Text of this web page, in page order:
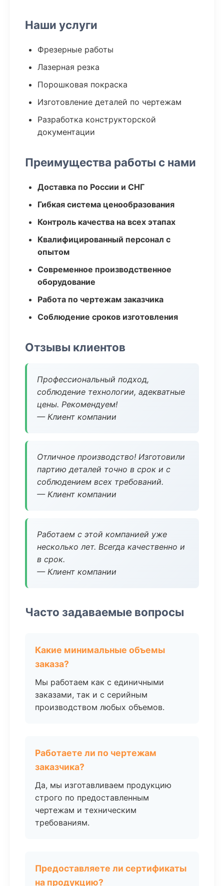
Наши услуги
Фрезерные работы
Лазерная резка
Порошковая покраска
Изготовление деталей по чертежам
Разработка конструкторской
документации
Преимущества работы с нами
Доставка по России и СНГ
Гибкая система ценообразования
Контроль качества на всех этапах
Квалифицированный персонал с
опытом
Современное производственное
оборудование
Работа по чертежам заказчика
Соблюдение сроков изготовления
Отзывы клиентов
Профессиональный подход,
соблюдение технологии, адекватные
цены. Рекомендуем!
— Клиент компании
Отличное производство! Изготовили
партию деталей точно в срок и с
соблюдением всех требований.
— Клиент компании
Работаем с этой компанией уже
несколько лет. Всегда качественно и
в срок.
— Клиент компании
Часто задаваемые вопросы
Какие минимальные объемы
заказа?
Мы работаем как с единичными
заказами, так и с серийным
производством любых объемов.
Работаете ли по чертежам
заказчика?
Да, мы изготавливаем продукцию
строго по предоставленным
чертежам и техническим
требованиям.
Предоставляете ли сертификаты
на продукцию?